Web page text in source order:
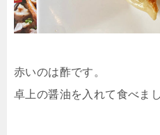
赤いのは酢です。
卓上の醤油を入れて食べまし